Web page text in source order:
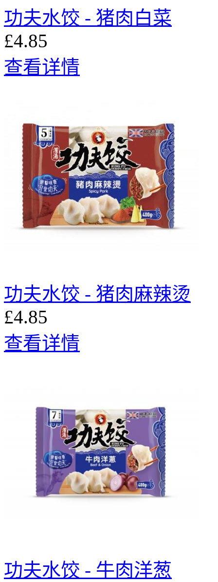
功夫水饺 - 猪肉白菜
£4.85
查看详情
功夫水饺 - 猪肉麻辣烫
£4.85
查看详情
功夫水饺 - 牛肉洋葱